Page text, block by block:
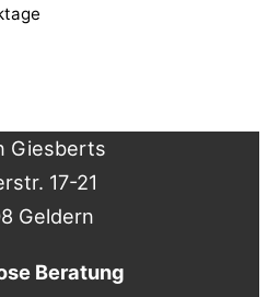
Giesberts
17-21
Geldern
Beratung